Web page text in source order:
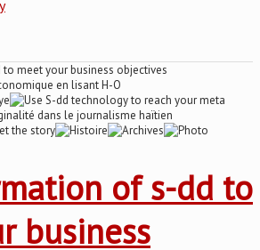
of s-dd to
business